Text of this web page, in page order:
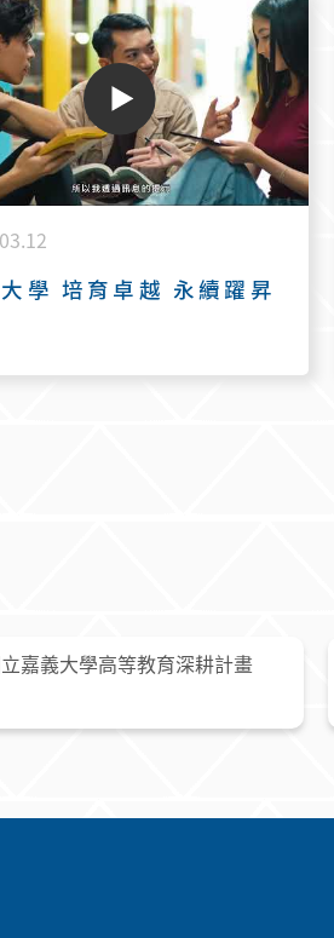
學 培育卓越 永續躍昇
嘉義大學高等教育深耕計畫